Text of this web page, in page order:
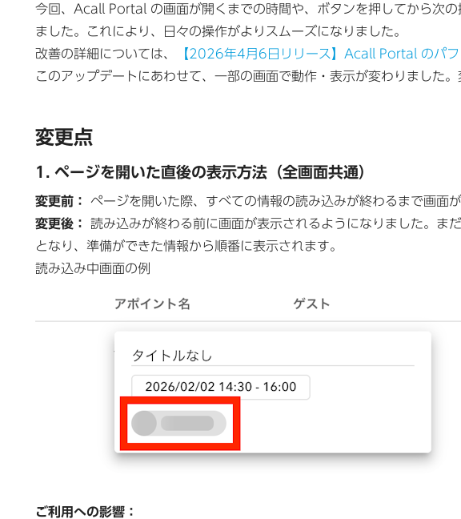
今回、Acall Portal の画面が開くまでの時間や、ボタンを押してから次
ました。これにより、日々の操作がよりスムーズになりました。
改善の詳細については、
【2026年4月6日リリース】Acall Portal のパフ
このアップデートにあわせて、一部の画面で動作・表示が変わりました。
変更点
1. ページを開いた直後の表示方法（全画面共通）
変更前：
ページを開いた際、すべての情報の読み込みが終わるまで画面
変更後：
読み込みが終わる前に画面が表示されるようになりました。ま
となり、準備ができた情報から順番に表示されます。
読み込み中画面の例
ご利用への影響：